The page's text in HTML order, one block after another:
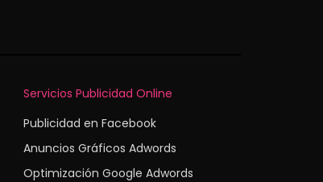
Servicios Publicidad Online
Publicidad en Facebook
Anuncios Gráficos Adwords
Optimización Google Adwords